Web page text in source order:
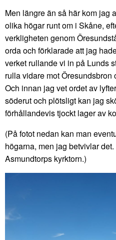
Men längre än så här kom jag
olika högar runt om i Skåne,
verkligheten genom
orda och förklarade att jag
verket rullande vi in på Lunds
rulla vidare mot
Och innan jag vet ordet av
söderut och plötsligt kan jag
förhållandevis tjockt lager av
(På fotot nedan kan man
högarna, men jag betvivlar
Asmundtorps kyrktorn.)